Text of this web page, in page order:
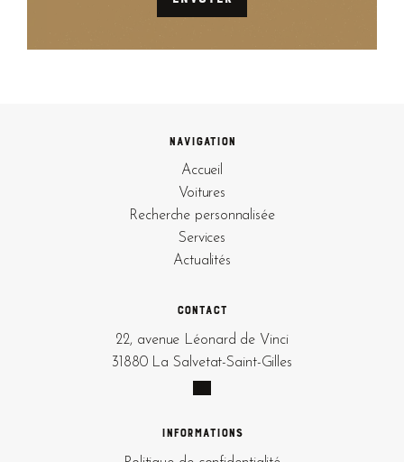
Navigation
Accueil
Voitures
Recherche personnalisée
Services
Actualités
Contact
22, avenue Léonard de Vinci
31880 La Salvetat-Saint-Gilles
Informations